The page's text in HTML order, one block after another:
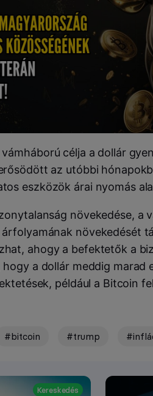
célja a dollár
az utóbbi
eszközök árai nyomás
növekedése, a
növekedését
ahogy a befektetők a
a dollár meddig marad
például a Bitcoin
#bitcoin #trump
Kereskedés